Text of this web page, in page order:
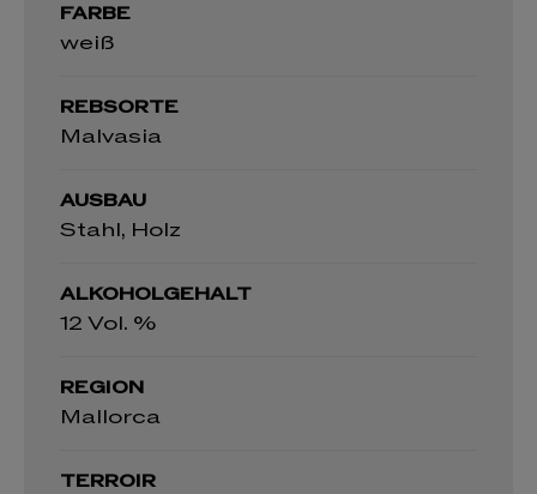
FARBE
weiß
REBSORTE
Malvasia
AUSBAU
Stahl, Holz
ALKOHOLGEHALT
12 Vol. %
REGION
Mallorca
TERROIR